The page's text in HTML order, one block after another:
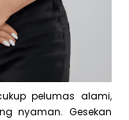
pelumas alami,
nyaman. Gesekan